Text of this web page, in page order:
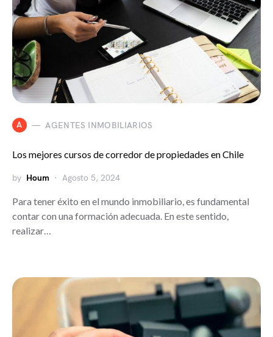
A AGENTES INMOBILIARIOS
Los mejores cursos de corredor de propiedades en Chile
by Houm Agosto 5, 2024
Para tener éxito en el mundo inmobiliario, es fundamental
contar con una formación adecuada. En este sentido,
realizar…